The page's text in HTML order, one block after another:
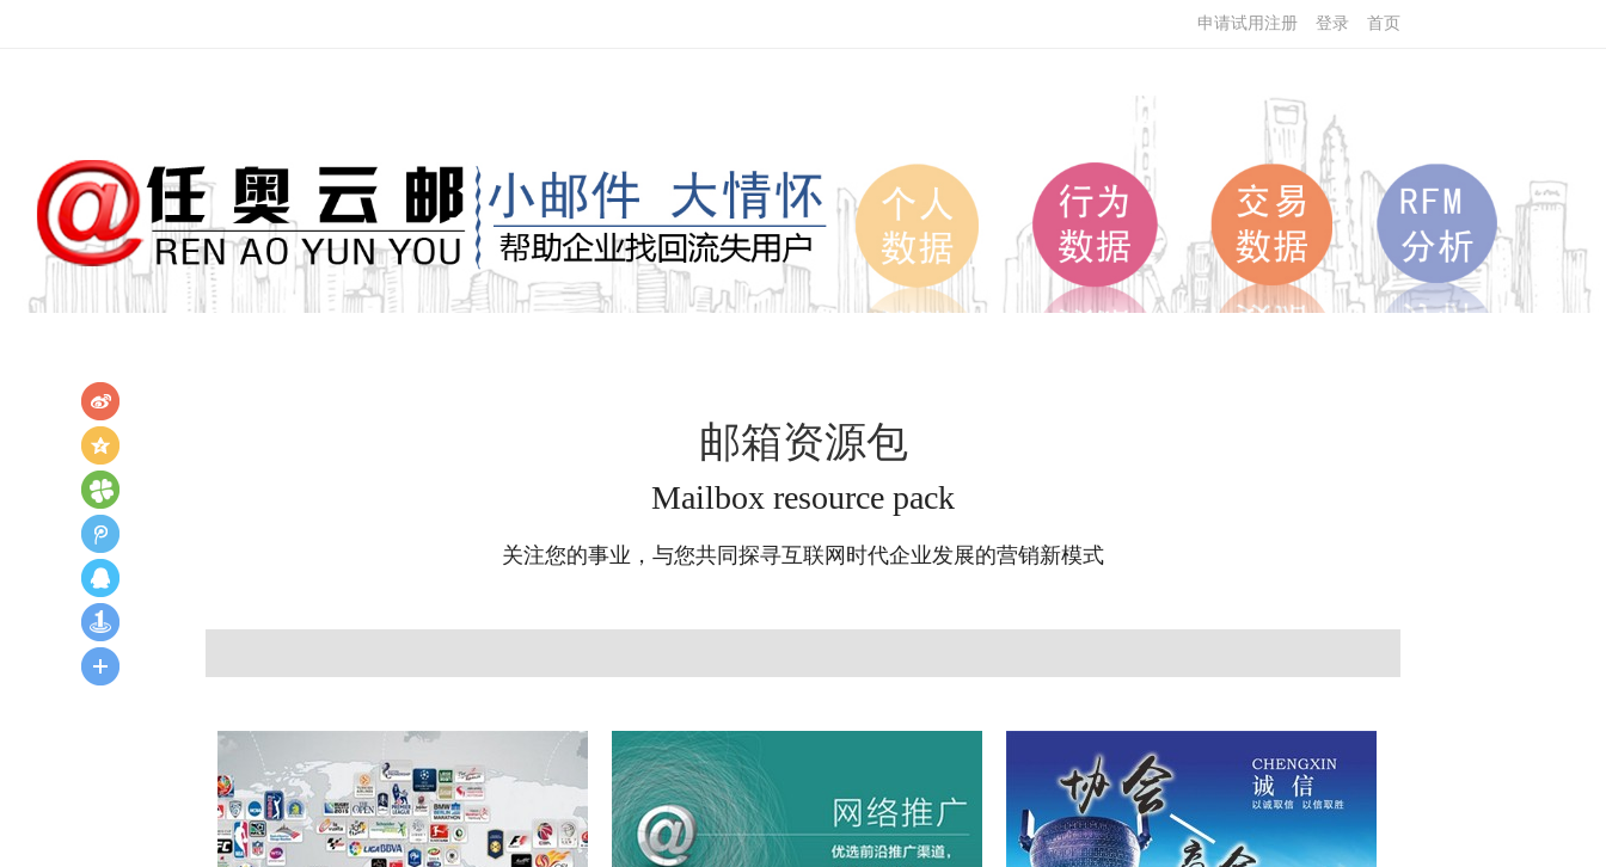
首页
登录
申请试用注册
邮箱资源包
Mailbox resource pack
关注您的事业，与您共同探寻互联网时代企业发展的营销新模式